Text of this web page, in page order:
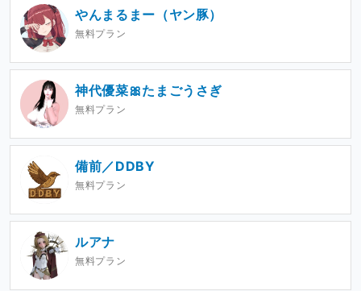
やんまるまー（ヤン豚）
無料プラン
神代優菜🎀たまごうさぎ
無料プラン
備前／DDBY
無料プラン
ルアナ
無料プラン